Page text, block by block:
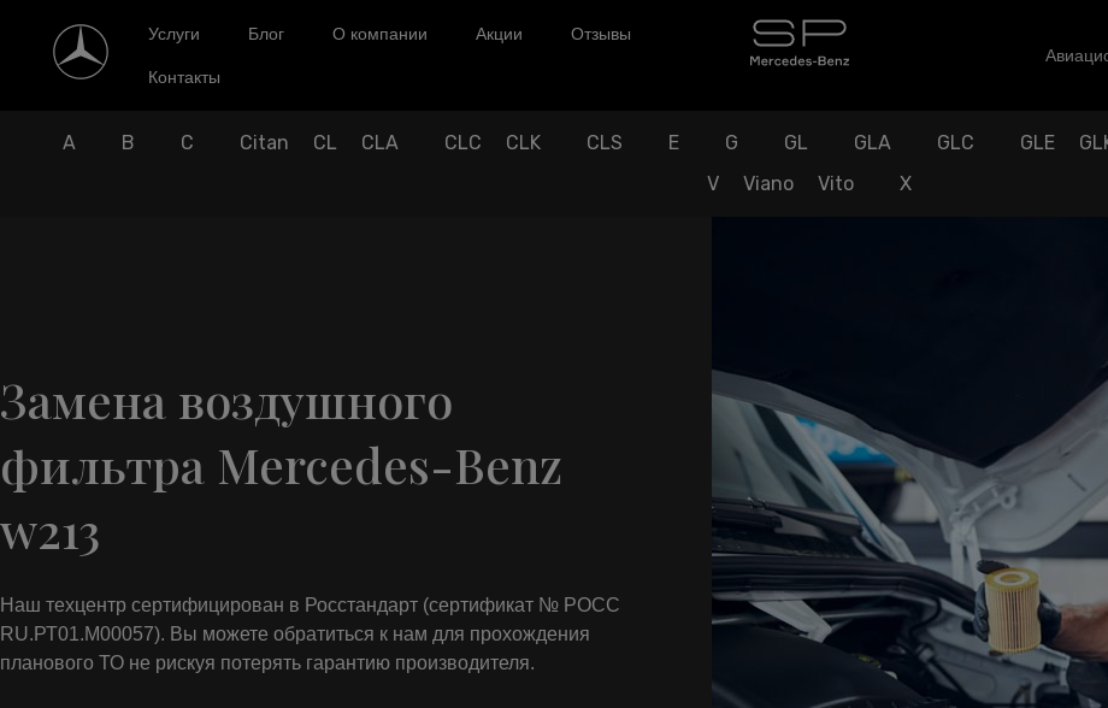
Услуги Блог О компании Акции Отзывы
Контакты
A B C Citan CL CLA CLC CLK CLS E G GL GLA GLC GLE
V
Viano Vito X
Замена воздушного
фильтра Mercedes-Benz
w213
Наш техцентр сертифицирован в Росстандарт (сертификат № РОСС
RU.РТ01.М00057). Вы можете обратиться к нам для прохождения
планового ТО не рискуя потерять гарантию производителя.